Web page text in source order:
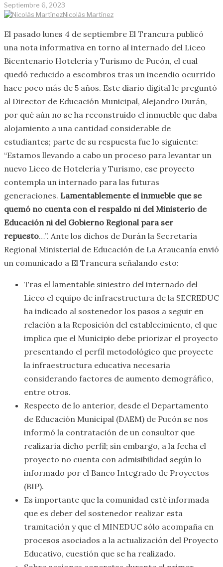
Septiembre 6, 2023
Nicolás Martínez
El pasado lunes 4 de septiembre El Trancura publicó
una nota informativa en torno al internado del Liceo
Bicentenario Hotelería y Turismo de Pucón, el cual
quedó reducido a escombros tras un incendio ocurrido
hace poco más de 5 años. Este diario digital le preguntó
al Director de Educación Municipal, Alejandro Durán,
por qué aún no se ha reconstruido el inmueble que daba
alojamiento a una cantidad considerable de
estudiantes; parte de su respuesta fue lo siguiente:
“Estamos llevando a cabo un proceso para levantar un
nuevo Liceo de Hotelería y Turismo, ese proyecto
contempla un internado para las futuras
generaciones. Lamentablemente el inmueble que se
quemó no cuenta con el respaldo ni del Ministerio de
Educación ni del Gobierno Regional para ser
repuesto…”. Ante los dichos de Durán la Secretaría
Regional Ministerial de Educación de La Araucanía envió
un comunicado a El Trancura señalando esto:
Tras el lamentable siniestro del internado del
Liceo el equipo de infraestructura de la SECREDUC
ha indicado al sostenedor los pasos a seguir en
relación a la Reposición del establecimiento, el que
implica que el Municipio debe priorizar el proyecto
presentando el perfil metodológico que proyecte
la infraestructura educativa necesaria
considerando factores de aumento demográfico,
entre otros.
Respecto de lo anterior, desde el Departamento
de Educación Municipal (DAEM) de Pucón se nos
informó la contratación de un consultor que
realizaría dicho perfil; sin embargo, a la fecha el
proyecto no cuenta con admisibilidad según lo
informado por el Banco Integrado de Proyectos
(BIP).
Es importante que la comunidad esté informada
que es deber del sostenedor realizar esta
tramitación y que el MINEDUC sólo acompaña en
procesos asociados a la actualización del Proyecto
Educativo, cuestión que se ha realizado.